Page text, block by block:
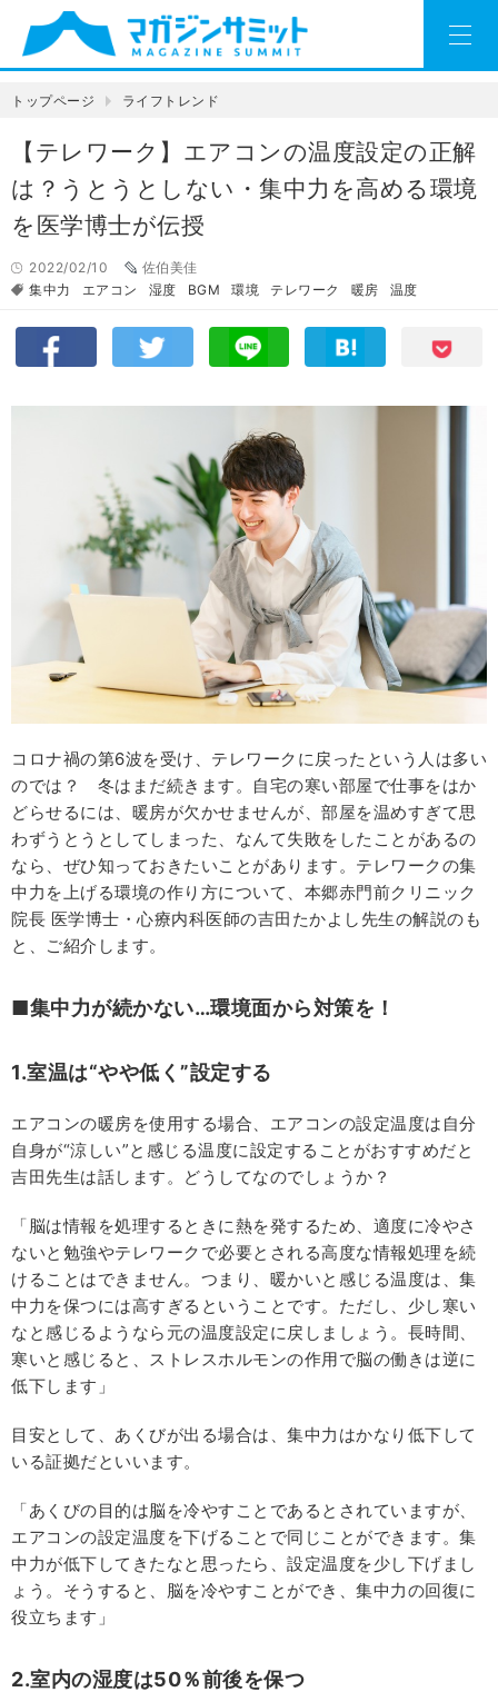
トップページ ライフトレンド
【テレワーク】エアコンの温度設定の正解
は？うとうとしない・集中力を高める環境
を医学博士が伝授
2022/02/10
佐伯美佳
集中力
エアコン 湿度 BGM 環境 テレワーク 暖房 温度
コロナ禍の第6波を受け、テレワークに戻ったという人は多い
のでは？ 冬はまだ続きます。自宅の寒い部屋で仕事をはか
どらせるには、暖房が欠かせませんが、部屋を温めすぎて思
わずうとうとしてしまった、なんて失敗をしたことがあるの
なら、ぜひ知っておきたいことがあります。テレワークの集
中力を上げる環境の作り方について、本郷赤門前クリニック
院長 医学博士・心療内科医師の吉田たかよし先生の解説のも
と、ご紹介します。
■集中力が続かない…環境面から対策を！
1.室温は“やや低く”設定する
エアコンの暖房を使用する場合、エアコンの設定温度は自分
自身が“涼しい”と感じる温度に設定することがおすすめだと
吉田先生は話します。どうしてなのでしょうか？
「脳は情報を処理するときに熱を発するため、適度に冷やさ
ないと勉強やテレワークで必要とされる高度な情報処理を続
けることはできません。つまり、暖かいと感じる温度は、集
中力を保つには高すぎるということです。ただし、少し寒い
なと感じるようなら元の温度設定に戻しましょう。長時間、
寒いと感じると、ストレスホルモンの作用で脳の働きは逆に
低下します」
目安として、あくびが出る場合は、集中力はかなり低下して
いる証拠だといいます。
「あくびの目的は脳を冷やすことであるとされていますが、
エアコンの設定温度を下げることで同じことができます。集
中力が低下してきたなと思ったら、設定温度を少し下げまし
ょう。そうすると、脳を冷やすことができ、集中力の回復に
役立ちます」
2.室内の湿度は50％前後を保つ